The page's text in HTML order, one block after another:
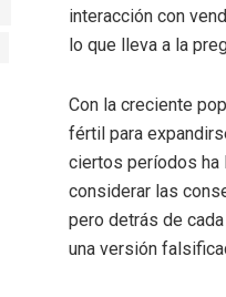
interacción con
lo que lleva a la
Con la creciente
fértil para
ciertos períodos ha
considerar las
pero detrás de
una versión